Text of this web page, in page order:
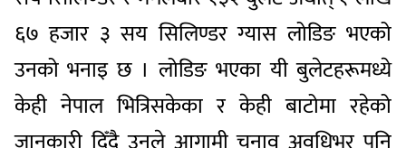
६७ हजार ३ सय सिलिण्डर ग्यास लोडिङ भएको
उनको भनाइ छ । लोडिङ भएका यी बुलेटहरूमध्ये
केही नेपाल भित्रिसकेका र केही बाटोमा रहेको